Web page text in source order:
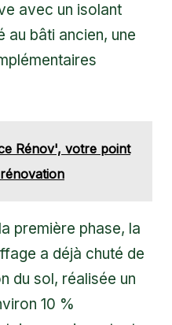
avec un isolant
au bâti ancien, une
Rénov', votre point
première phase, la
a déjà chuté de
du sol, réalisée un
10 %